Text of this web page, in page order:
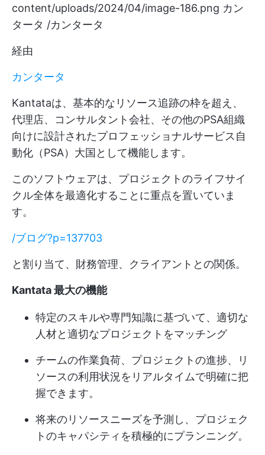
content/uploads/2024/04/image-186.png カン
タータ /カンタータ
経由
カンタータ
Kantataは、基本的なリソース追跡の枠を超え、
代理店、コンサルタント会社、その他のPSA組織
向けに設計されたプロフェッショナルサービス自
動化（PSA）大国として機能します。
このソフトウェアは、プロジェクトのライフサイ
クル全体を最適化することに重点を置いていま
す。
/ブログ?p=137703
と割り当て、財務管理、クライアントとの関係。
Kantata 最大の機能
特定のスキルや専門知識に基づいて、適切な
人材と適切なプロジェクトをマッチング
チームの作業負荷、プロジェクトの進捗、リ
ソースの利用状況をリアルタイムで明確に把
握できます。
将来のリソースニーズを予測し、プロジェク
トのキャパシティを積極的にプランニング。